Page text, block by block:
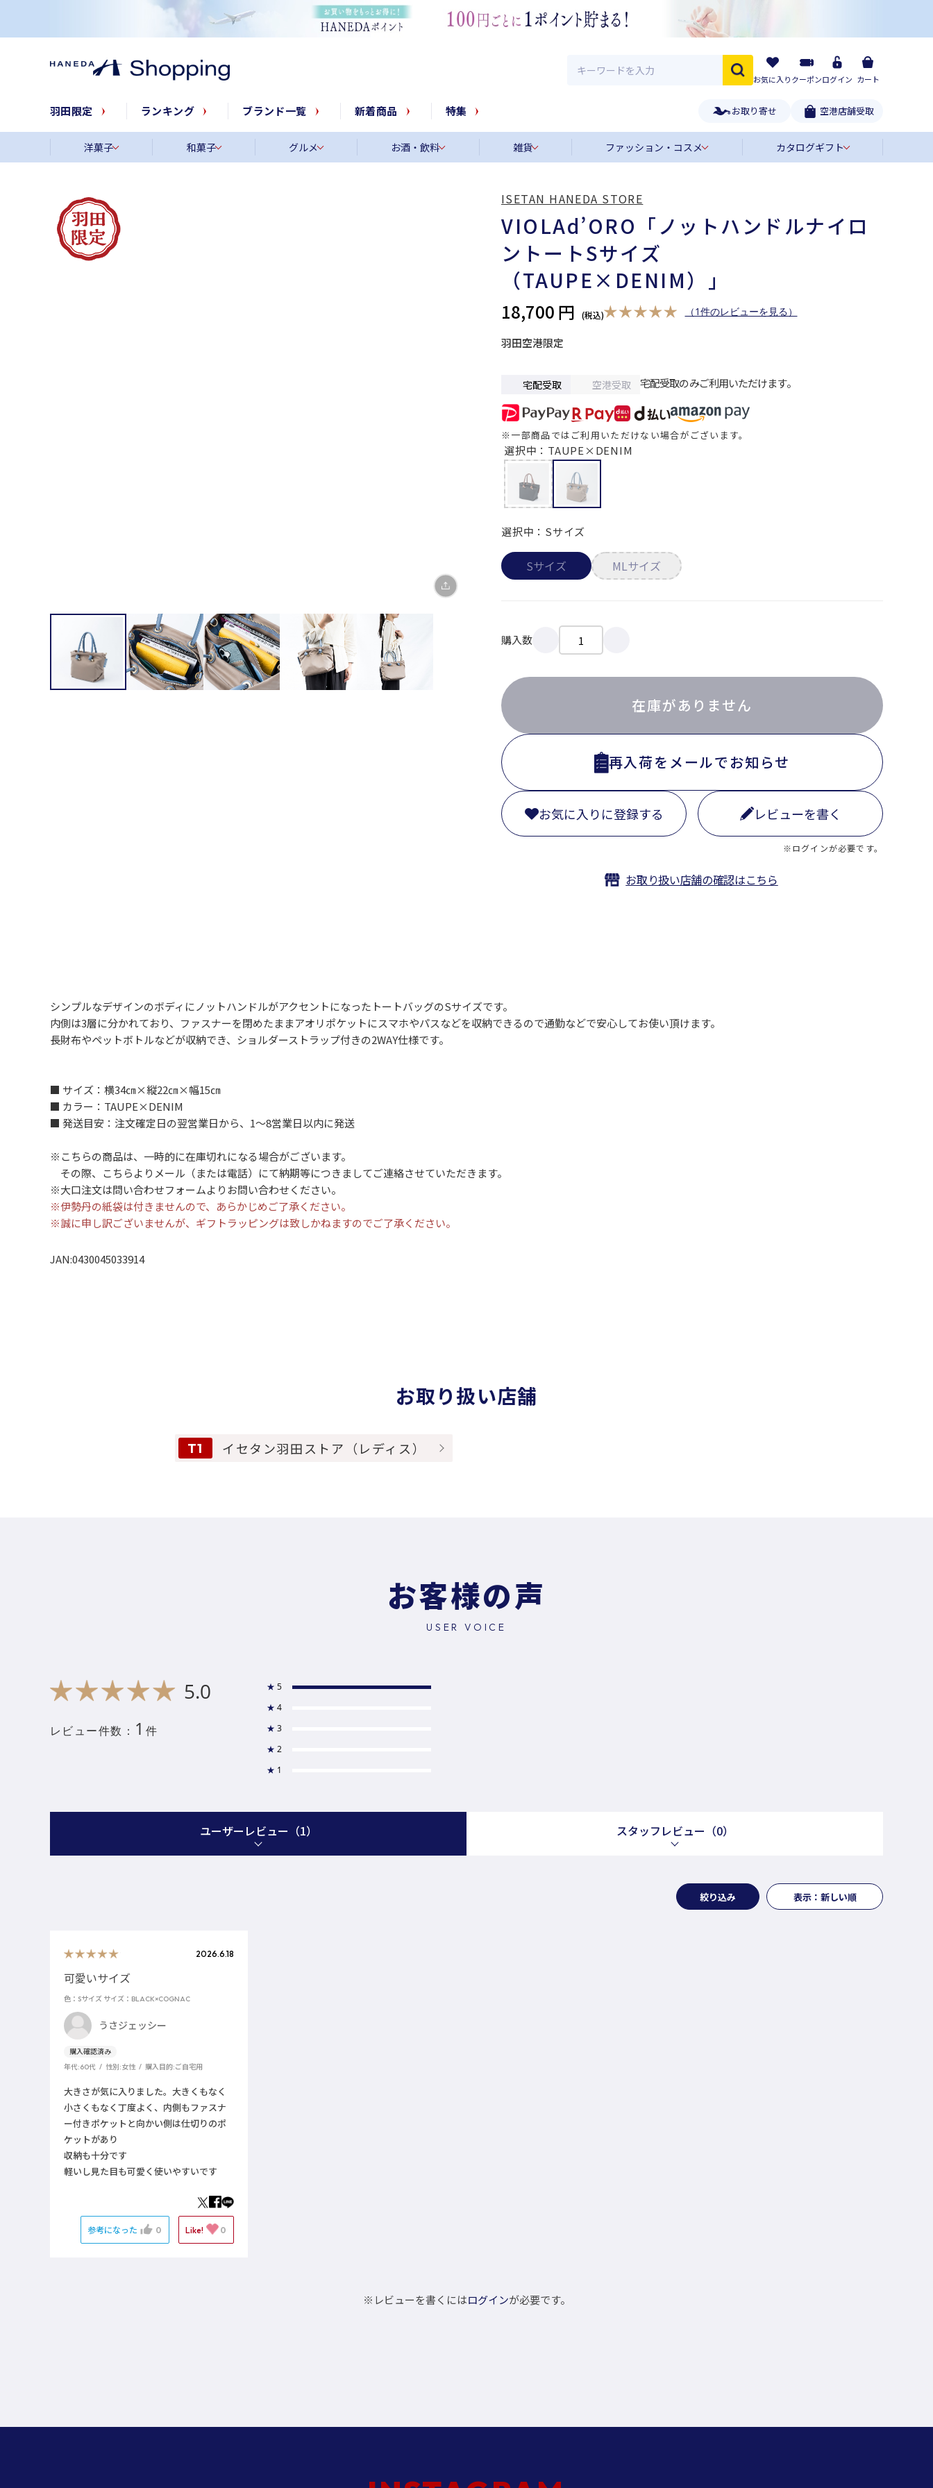
お気に入りクーポンログイン カート
羽田限定 ランキング ブランド一覧 新着商品 特集 お取り寄せ 空港店舗受取
洋菓子 和菓子 グルメ お酒・飲料 雑貨 ファッション・コスメ カタログギフト
VIOLAd’ORO「ノットハンドルナイロ
ントートSサイズ
（TAUPE×DENIM）」
18,700 円 （1件のレビューを見る）
羽田空港限定
宅配受取 空港受取 宅配受取のみご利用いただけます。
※一部商品ではご利用いただけない場合がございます。
選択中：TAUPE×DENIM
Sサイズ MLサイズ
選択中：Sサイズ
購入数
在庫がありません
再入荷をメールでお知らせ
お気に入りに登録する レビューを書く
※ログインが必要です。
お取り扱い店舗の確認はこちら
ISETAN HANEDA STORE
シンプルなデザインのボディにノットハンドルがアクセントになったトートバッグのSサイズです。
内側は3層に分かれており、ファスナーを閉めたままアオリポケットにスマホやパスなどを収納できるので通勤などで安心してお使い頂けます。
長財布やペットボトルなどが収納でき、ショルダーストラップ付きの2WAY仕様です。
■ サイズ：横34㎝×縦22㎝×幅15㎝
■ カラー：TAUPE×DENIM
■ 発送目安：注文確定日の翌営業日から、1～8営業日以内に発送
※こちらの商品は、一時的に在庫切れになる場合がございます。
その際、こちらよりメール（または電話）にて納期等につきましてご連絡させていただきます。
※大口注文は問い合わせフォームよりお問い合わせください。
※伊勢丹の紙袋は付きませんので、あらかじめご了承ください。
※誠に申し訳ございませんが、ギフトラッピングは致しかねますのでご了承ください。
JAN:0430045033914
お取り扱い店舗
T1 イセタン羽田ストア（レディス）
お客様の声
USER VOICE
5.0
レビュー件数： 1 件
★ 5
★ 4
★ 3
★ 2
★ 1
ユーザーレビュー （1） スタッフレビュー （0）
絞り込み 表示：新しい順
2026.6.18
可愛いサイズ
色：Sサイズ サイズ：BLACK×COGNAC
うさジェッシー
年代:60代 性別:女性 購入目的:ご自宅用
大きさが気に入りました。大きくもなく
小さくもなく丁度よく、内側もファスナ
ー付きポケットと向かい側は仕切りのポ
ケットがあり
収納も十分です
軽いし見た目も可愛く使いやすいです
参考になった 0 Like! 0
※レビューを書くにはログインが必要です。